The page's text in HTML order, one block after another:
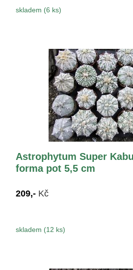
skladem (6 ks)
Astrophytum Super
forma pot 5,5 cm
209,- Kč
skladem (12 ks)